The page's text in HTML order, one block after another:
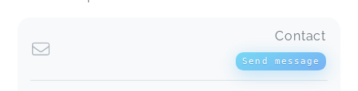
Contact
Send message